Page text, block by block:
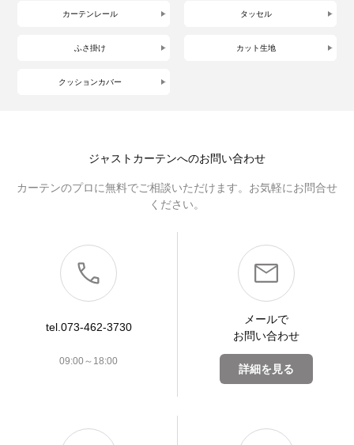
カーテンレール タッセル
ふさ掛け カット生地
クッションカバー
ジャストカーテンへのお問い合わせ
カーテンのプロに無料でご相談いただけます。お気軽にお問合せ
ください。
tel.073-462-3730
09:00～18:00
メールで
お問い合わせ
詳細を見る